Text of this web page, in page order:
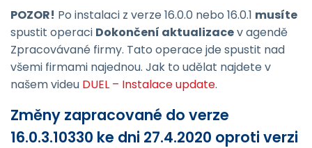
POZOR! Po instalaci z verze 16.0.0 nebo 16.0.1 musíte
spustit operaci Dokončení aktualizacev agendě
Zpracovávané firmy. Tato operace jde spustit nad
všemi firmami najednou. Jak to udělat najdete v
našem videu DUEL – Instalace update.
Změny zapracované do verze
16.0.3.10330 ke dni 27.4.2020 oproti verzi